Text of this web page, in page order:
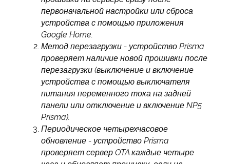
первоначальной настройки или сброса
устройства с помощью приложения
Google Home.
Метод перезагрузки - устройство Prisma
проверяет наличие новой прошивки после
перезагрузки (выключение и включение
устройства с помощью выключателя
питания переменного тока на задней
панели или отключение и включение NP5
Prisma).
Периодическое четырехчасовое
обновление - устройство Prisma
проверяет сервер OTA каждые четыре